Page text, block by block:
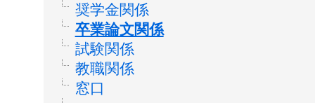
奨学金関係
卒業論文関係
試験関係
教職関係
窓口